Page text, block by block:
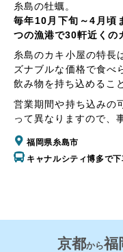
糸島の牡蠣。
毎年10月下旬～4月頃
つの漁港で30軒近くの
糸島のカキ小屋の特長
ズナブルな価格で食べ
飲み物を持ち込めるこ
営業期間や持ち込みの
って異なりますので、
福岡県糸島市
キャナルシティ博多で下
京都から福